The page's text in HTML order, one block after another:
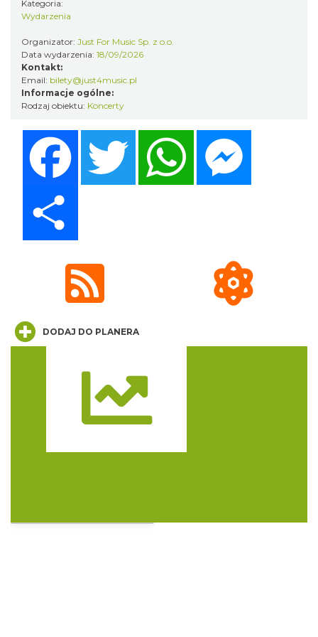
CO, GDZIE, KIEDY W KATOWICACH 3-
9.08.2026
Katowice
0.70 km
Muzyka zespołu Metallica symfonicznie
2026-11-14
OFF Festival 2026
Kategoria:
Wydarzenia
Organizator: Just For Music Sp. z o.o.
Data wydarzenia: 18/09/2026
Kontakt:
Email: bilety@just4music.pl
Informacje ogólne:
Rodzaj obiektu: Koncerty
Twitter
DODAJ DO PLANERA